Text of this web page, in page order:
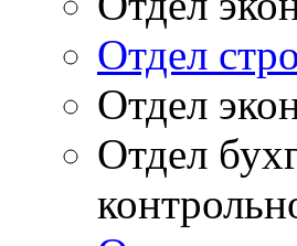
Отдел
Отдел
Отдел